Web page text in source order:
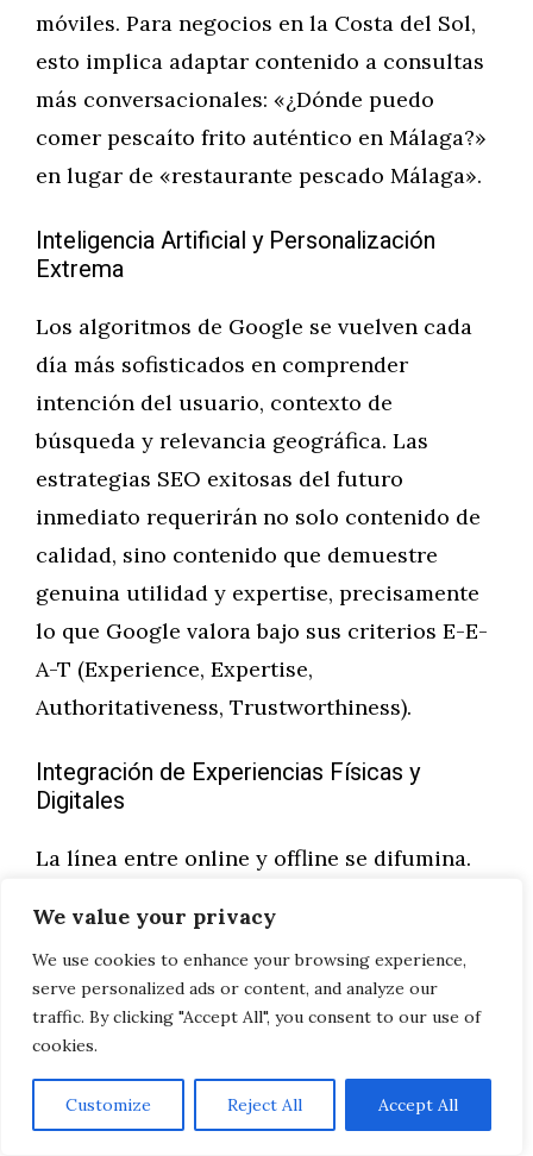
We value your privacy
We use cookies to enhance your browsing experience,
serve personalized ads or content, and analyze our
traffic. By clicking "Accept All", you consent to our use of
cookies.
Customize Reject All Accept All
móviles. Para negocios en la Costa del Sol,
esto implica adaptar contenido a consultas
más conversacionales: «¿Dónde puedo
comer pescaíto frito auténtico en Málaga?»
en lugar de «restaurante pescado Málaga».
Inteligencia Artificial y Personalización
Extrema
Los algoritmos de Google se vuelven cada
día más sofisticados en comprender
intención del usuario, contexto de
búsqueda y relevancia geográfica. Las
estrategias SEO exitosas del futuro
inmediato requerirán no solo contenido de
calidad, sino contenido que demuestre
genuina utilidad y expertise, precisamente
lo que Google valora bajo sus criterios E-E-
A-T (Experience, Expertise,
Authoritativeness, Trustworthiness).
Integración de Experiencias Físicas y
Digitales
La línea entre online y offline se difumina.
menús optimizados SEO, tours virtuales de
propiedades inmobiliarias que posicionan
en búsquedas específicas, experiencias de
realidad aumentada que mejoran
engagement… El futuro pertenece a quienes
integren ambos mundos sin fisuras.